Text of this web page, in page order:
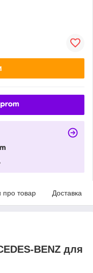
про товар Доставка
BENZ для